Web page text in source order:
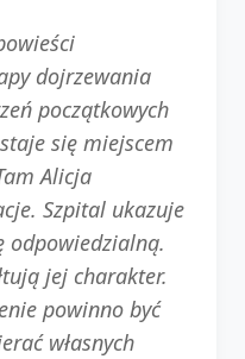
dojrzewania
początkowych
się miejscem
Alicja
Szpital ukazuje
odpowiedzialną.
jej charakter.
powinno być
własnych